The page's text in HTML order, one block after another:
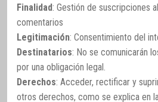
Finalidad: Gestión de suscripciones
comentarios
Legitimación: Consentimiento del
Destinatarios: No se comunicarán
por una obligación legal.
Derechos: Acceder, rectificar y
otros derechos, como se explica en